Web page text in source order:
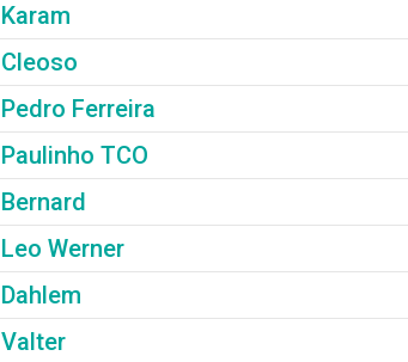
Karam
Cleoso
Pedro Ferreira
Paulinho TCO
Bernard
Leo Werner
Dahlem
Valter